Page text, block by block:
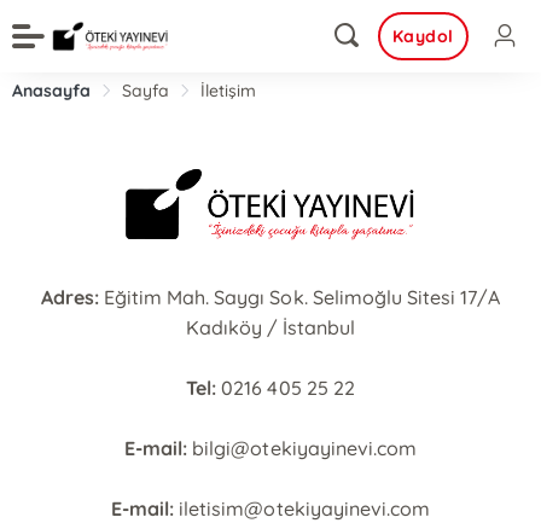
Kaydol
Anasayfa Sayfa İletişim
Adres: Eğitim Mah. Saygı Sok. Selimoğlu Sitesi 17/A
Kadıköy / İstanbul
Tel: 0216 405 25 22
E-mail: bilgi@otekiyayinevi.com
E-mail: iletisim@otekiyayinevi.com